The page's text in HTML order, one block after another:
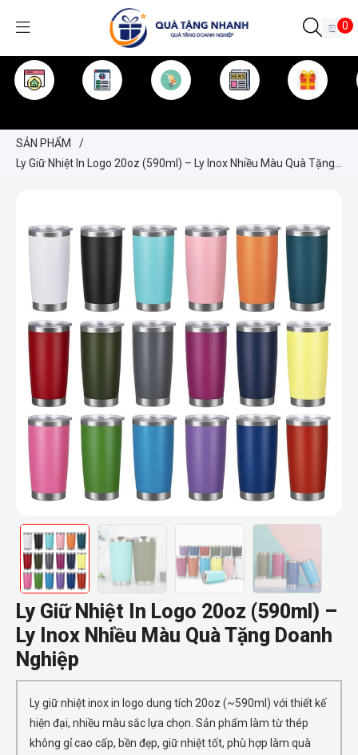
0
SẢN PHẨM
/
Ly Giữ Nhiệt In Logo 20oz (590ml) – Ly Inox Nhiều Màu Quà Tặng
Ly Giữ Nhiệt In Logo 20oz (590ml) –
Ly Inox Nhiều Màu Quà Tặng Doanh
Nghiệp
Ly giữ nhiệt inox in logo dung tích 20oz (~590ml) với thiết kế
hiện đại, nhiều màu sắc lựa chọn. Sản phẩm làm từ thép
không gỉ cao cấp, bền đẹp, giữ nhiệt tốt, phù hợp làm quà